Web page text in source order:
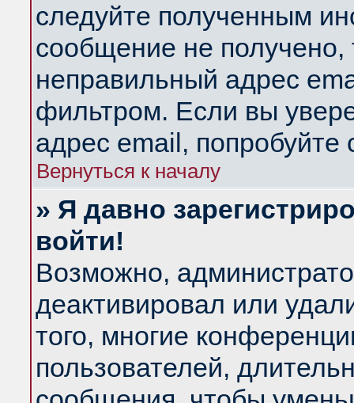
следуйте полученным
сообщение не получено,
неправильный адрес
фильтром. Если вы
адрес email, попробуйте
Вернуться к началу
» Я давно
войти!
Возможно,
деактивировал или
того, многие
пользователей,